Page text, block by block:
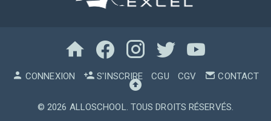
CONNEXION S'INSCRIRE CGU CGV CONTACT
© 2026 ALLOSCHOOL. TOUS DROITS RÉSERVÉS.